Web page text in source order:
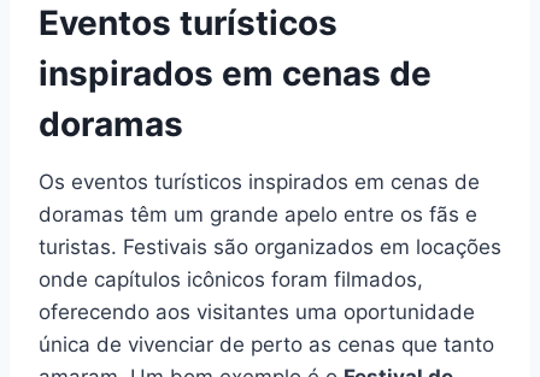
Eventos turísticos
inspirados em cenas de
doramas
Os eventos turísticos inspirados em cenas de
doramas têm um grande apelo entre os fãs e
turistas. Festivais são organizados em locações
onde capítulos icônicos foram filmados,
oferecendo aos visitantes uma oportunidade
única de vivenciar de perto as cenas que tanto